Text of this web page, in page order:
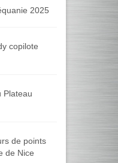
2025
copilote
Plateau
de points
de Nice